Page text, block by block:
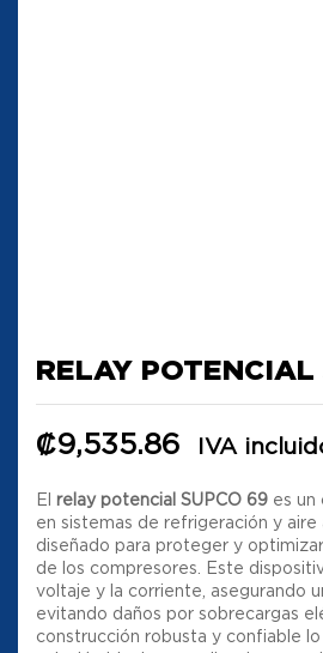
RELAY
₡9,535.86 IVA
El relay potencial SUPCO 69 es un
en sistemas de refrigeración y aire
diseñado para proteger y
de los compresores. Este
voltaje y la corriente, asegurando
evitando daños por sobrecargas
construcción robusta y confiable